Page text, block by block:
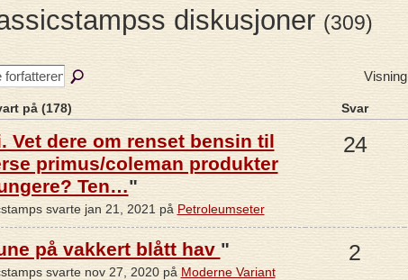
diskusjoner (309)
Visning
på (178) Svar
Vet dere om renset bensin til
primus/coleman produkter
Ten…"
svarte jan 21, 2021 på Petroleumseter
24
på vakkert blått hav "
svarte nov 27, 2020 på Moderne Variant
2